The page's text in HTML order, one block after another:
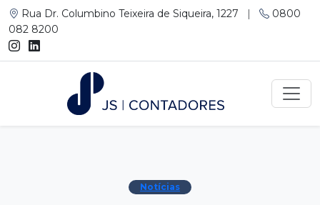
Rua Dr. Columbino Teixeira de Siqueira, 1227 |
0800
082 8200
Notícias